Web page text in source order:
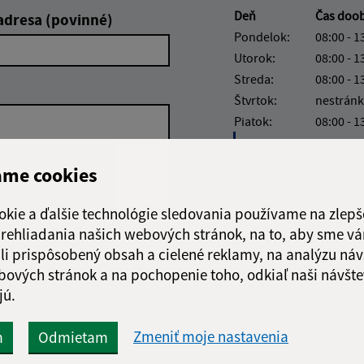
cookies
a ďalšie technológie sledovania používame na
našich webových stránok, na to, aby sme
prispôsobený obsah a cielené reklamy, na analýzu
stránok a na pochopenie toho, odkiaľ naši
Odmietam Zmeniť moje nastavenia
(povinné)
Google reCaptcha Response
Odoslať správu
Deň Čas
Pondelok:
08:00 -
Utorok:
08:00 -
Streda:
08:00 -
Štvrtok:
Piatok:
08:00 -